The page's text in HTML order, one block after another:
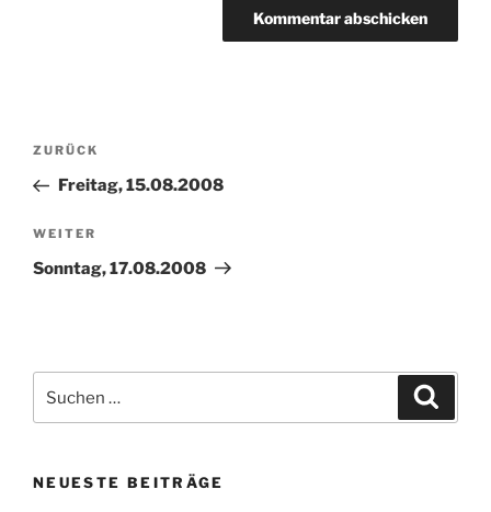
Beitragsnavigation
Vorheriger
Beitrag
ZURÜCK
Freitag, 15.08.2008
Nächster
Beitrag
WEITER
Sonntag, 17.08.2008
nach:
NEUESTE BEITRÄGE